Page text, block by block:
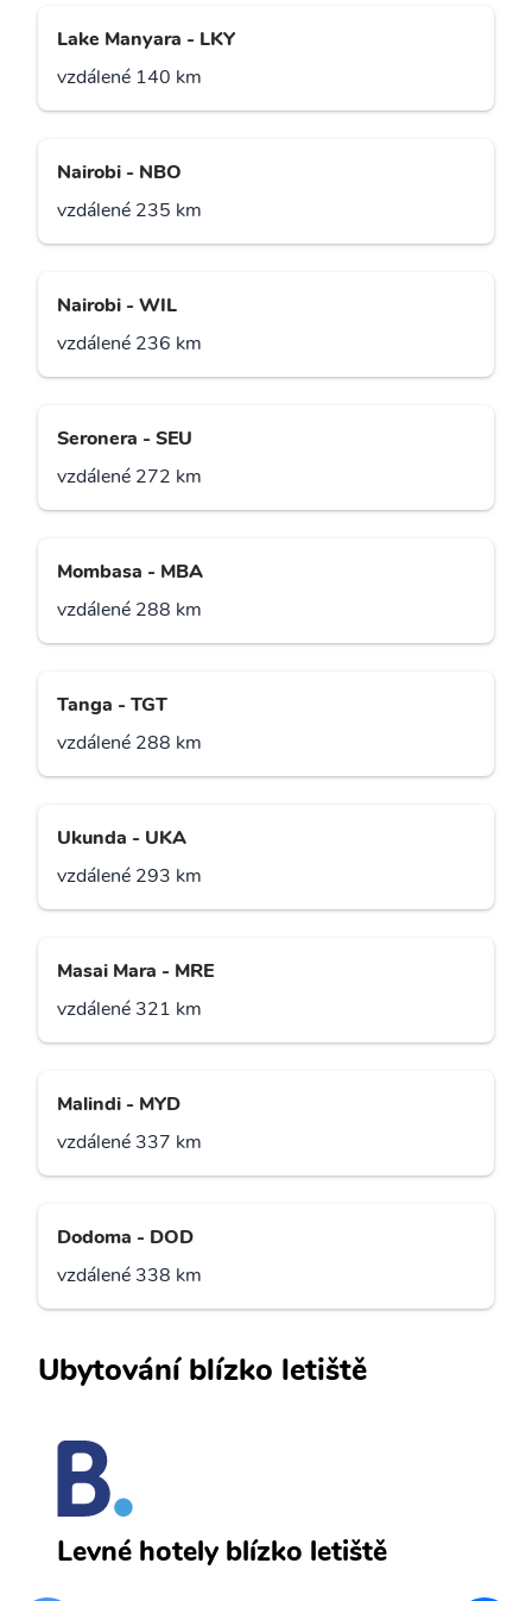
Lake Manyara - LKY
vzdálené 140 km
Nairobi - NBO
vzdálené 235 km
Nairobi - WIL
vzdálené 236 km
Seronera - SEU
vzdálené 272 km
Mombasa - MBA
vzdálené 288 km
Tanga - TGT
vzdálené 288 km
Ukunda - UKA
vzdálené 293 km
Masai Mara - MRE
vzdálené 321 km
Malindi - MYD
vzdálené 337 km
Dodoma - DOD
vzdálené 338 km
Ubytování blízko letiště
Levné hotely blízko letiště